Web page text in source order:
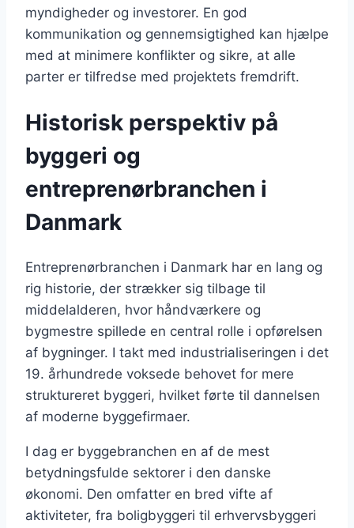
myndigheder og investorer. En god
kommunikation og gennemsigtighed kan hjælpe
med at minimere konflikter og sikre, at alle
parter er tilfredse med projektets fremdrift.
Historisk perspektiv på
byggeri og
entreprenørbranchen i
Danmark
Entreprenørbranchen i Danmark har en lang og
rig historie, der strækker sig tilbage til
middelalderen, hvor håndværkere og
bygmestre spillede en central rolle i opførelsen
af bygninger. I takt med industrialiseringen i det
19. århundrede voksede behovet for mere
struktureret byggeri, hvilket førte til dannelsen
af moderne byggefirmaer.
I dag er byggebranchen en af de mest
betydningsfulde sektorer i den danske
økonomi. Den omfatter en bred vifte af
aktiviteter, fra boligbyggeri til erhvervsbyggeri